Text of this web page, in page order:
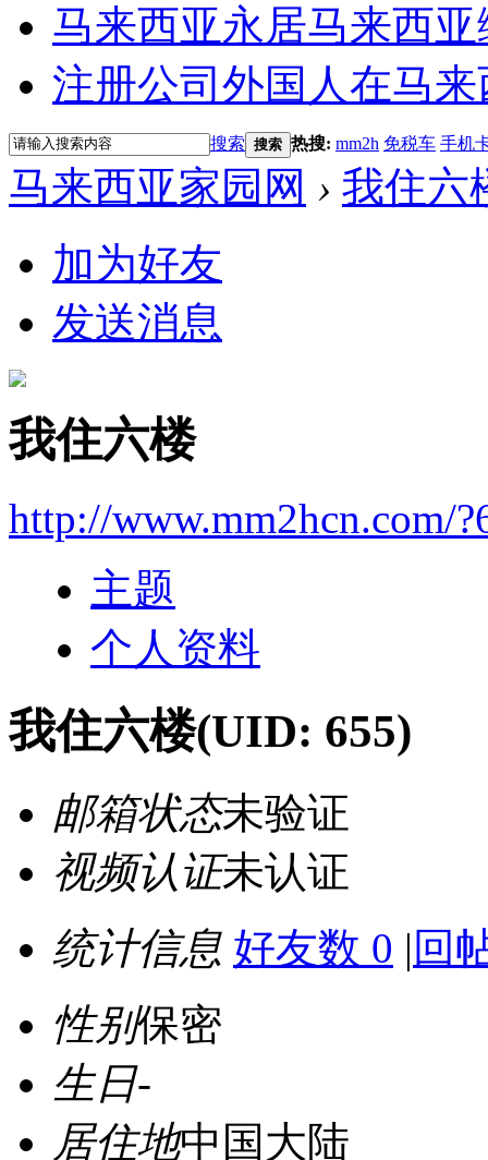
马来西亚永居马来西
注册公司 外国人在马
搜索 搜索 热搜: mm2h 免税车 手机
马来西亚家园网 › 我住六
加为好友
发送消息
我住六楼
http://www.mm2hcn.com/
主题
个人资料
我住六楼(UID: 655)
邮箱状态未验证
视频认证未认证
统计信息 好友数 0 | 回
性别保密
生日-
居住地中国大陆